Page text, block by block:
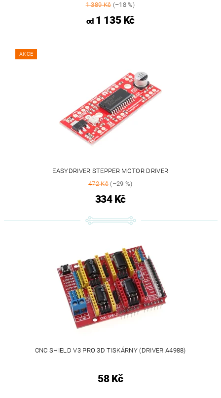
1 389 Kč(–18 %)
od1 135 Kč
AKCE
EASYDRIVER STEPPER MOTOR DRIVER
472 Kč(–29 %)
334 Kč
CNC SHIELD V3 PRO 3D TISKÁRNY (DRIVER A4988)
58 Kč